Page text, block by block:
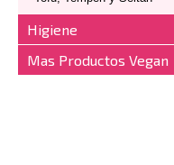
Higiene
Mas Productos Vegan